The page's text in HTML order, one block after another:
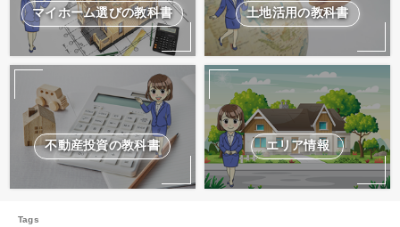
マイホーム選びの教科書 土地活用の教科書
不動産投資の教科書 エリア情報